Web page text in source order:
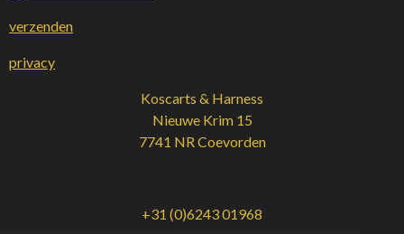
verzenden
privacy
Koscarts & Harness
Nieuwe Krim 15
7741 NR Coevorden
+31 (0)6243 01968